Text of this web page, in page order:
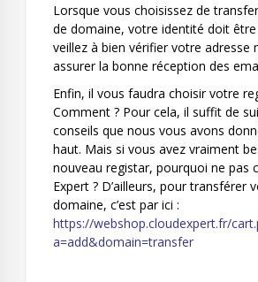
Lorsque vous choisissez de
de domaine, votre identité doit être
veillez à bien vérifier votre adresse
assurer la bonne réception des
Enfin, il vous faudra choisir votre
Comment ? Pour cela, il suffit de
conseils que nous vous avons
haut. Mais si vous avez vraiment
nouveau registar, pourquoi ne pas
Expert ? D’ailleurs, pour transférer
domaine, c’est par ici :
https://webshop.cloudexpert.fr/
a=add&domain=transfer